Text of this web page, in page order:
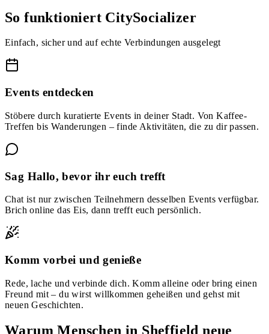
So funktioniert CitySocializer
Einfach, sicher und auf echte Verbindungen ausgelegt
Events entdecken
Stöbere durch kuratierte Events in deiner Stadt. Von Kaffee-
Treffen bis Wanderungen – finde Aktivitäten, die zu dir passen.
Sag Hallo, bevor ihr euch trefft
Chat ist nur zwischen Teilnehmern desselben Events verfügbar.
Brich online das Eis, dann trefft euch persönlich.
Komm vorbei und genieße
Rede, lache und verbinde dich. Komm alleine oder bring einen
Freund mit – du wirst willkommen geheißen und gehst mit
neuen Geschichten.
Warum Menschen in Sheffield neue